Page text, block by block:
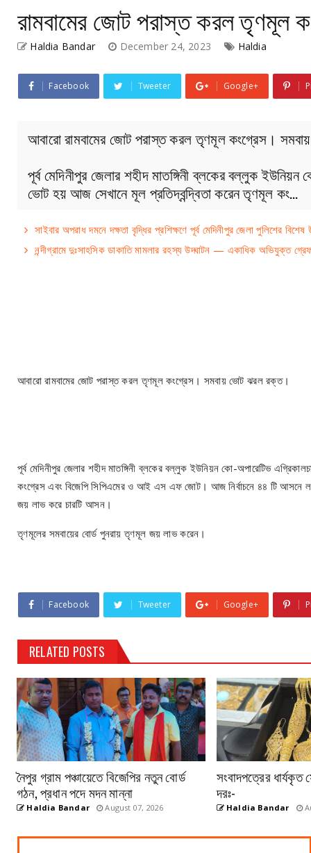
রামবামের জোট পরাস্ত করল
Haldia Bandar December 24, 2023 Haldia
Facebook Tweeter Google+
আবারো রামবামের জোট পরাস্ত করল তৃণমূল কংগ্রেস।
পূর্ব মেদিনীপুর জেলার শহীদ মাতঙ্গিনী ব্লকের বল্লুক
ভোট হয় আজ সেখানে মূল প্রতিদ্বন্দ্বিতা করেন তৃণমূল কং…
সাইবার অপরাধ দমনে দক্ষতা বৃদ্ধির প্রশিক্ষণে পূর্ব মেদিনীপুর জেলা পুলিশের
নন্দীগ্রামে দুঃসাহসিক ডাকাতি মামলার রহস্য উদ্ঘাটন — একাধিক অভিযুক্ত
আবারো রামবামের জোট পরাস্ত করল তৃণমূল কংগ্রেস। সমবায় ভোট ঝরল রক্ত।
পূর্ব মেদিনীপুর জেলার শহীদ মাতঙ্গিনী ব্লকের বল্লুক ইউনিয়ন কো-অপারেটিভ
কংগ্রেস এবং বিজেপি সিপিএমের ও আই এস এফ জোট। আজ নির্বাচনে ৪৪ টি আসনে
জয় লাভ করে চারটি আসন।
তৃণমূলের সমবায়ের বোর্ড পুনরায় তৃণমূল জয় লাভ করেন।
Facebook Tweeter Google+
RELATED POSTS
নৈপুর গ্রাম পঞ্চায়েতে বিজেপির নতুন বোর্ড
গঠন, প্রধান পদে মদন মান্না
Haldia Bandar August 07, 2026
সংবাদপত্রের ধার্যকৃত
দরঃ-
Haldia Bandar